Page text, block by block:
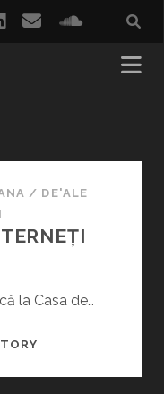
linkedin
email
/ DE'ALE
la Casa de…
SPRIJINIȚI